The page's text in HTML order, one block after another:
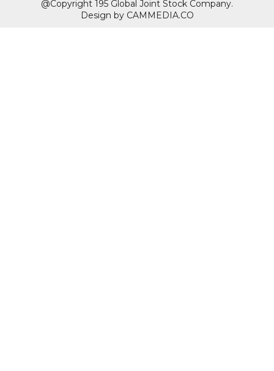
@Copyright 195 Global Joint Stock Company.
Design by CAMMEDIA.CO